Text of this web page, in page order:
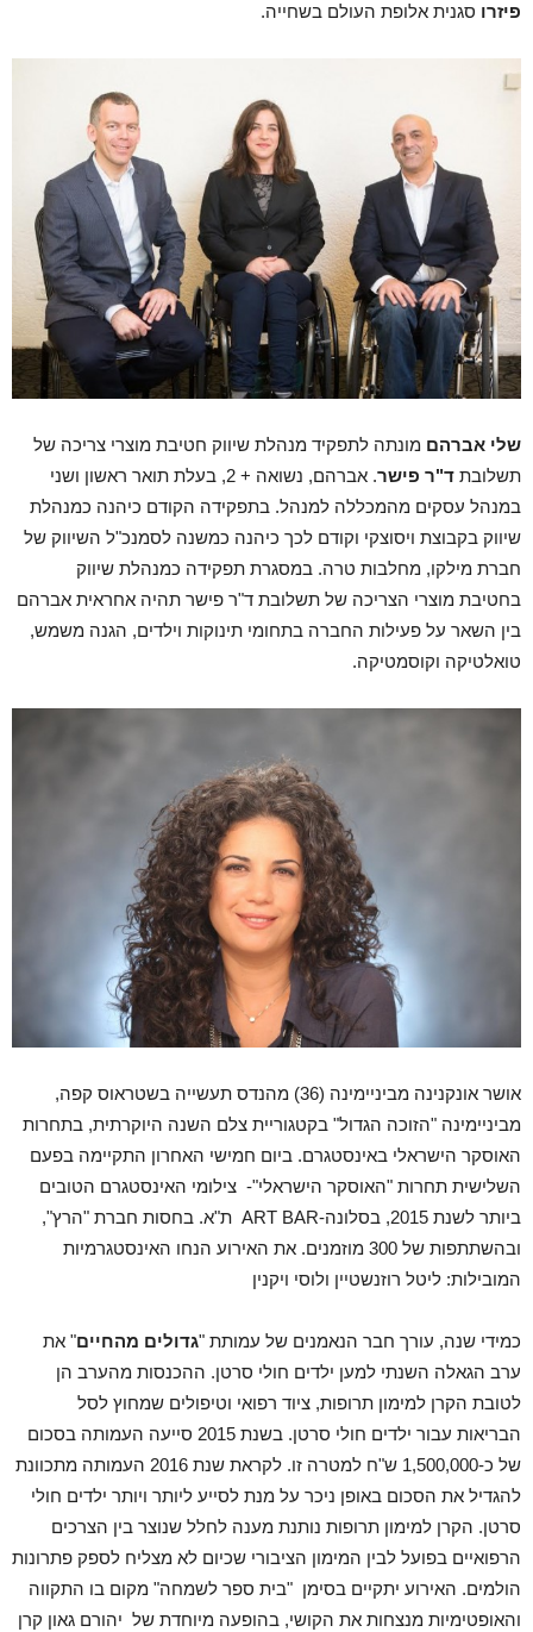
פיזרו סגנית אלופת העולם בשחייה.
שלי אברהם מונתה לתפקיד מנהלת שיווק חטיבת מוצרי צריכה של
תשלובת ד"ר פישר
. אברהם, נשואה + 2, בעלת תואר ראשון ושני
במנהל עסקים מהמכללה למנהל. בתפקידה הקודם כיהנה כמנהלת
שיווק בקבוצת ויסוצקי וקודם לכך כיהנה כמשנה לסמנכ"ל השיווק של
חברת מילקו, מחלבות טרה. במסגרת תפקידה כמנהלת שיווק
בחטיבת מוצרי הצריכה של תשלובת ד"ר פישר תהיה אחראית אברהם
בין השאר על פעילות החברה בתחומי תינוקות וילדים, הגנה משמש,
טואלטיקה וקוסמטיקה.
אושר אונקנינה מביניימינה (36) מהנדס תעשייה בשטראוס קפה,
מביניימינה "הזוכה הגדול" בקטגוריית צלם השנה היוקרתית, בתחרות
האוסקר הישראלי באינסטגרם. ביום חמישי האחרון התקיימה בפעם
השלישית תחרות "האוסקר הישראלי"- צילומי האינסטגרם הטובים
ביותר לשנת 2015, בסלונה-ART BAR ת"א. בחסות חברת "הרץ",
ובהשתתפות של 300 מוזמנים. את האירוע הנחו האינסטגרמיות
המובילות: ליטל רוזנשטיין ולוסי ויקנין
כמידי שנה, עורך חבר הנאמנים של עמותת "גדולים מהחיים" את
ערב הגאלה השנתי למען ילדים חולי סרטן. ההכנסות מהערב הן
לטובת הקרן למימון תרופות, ציוד רפואי וטיפולים שמחוץ לסל
הבריאות עבור ילדים חולי סרטן. בשנת 2015 סייעה העמותה בסכום
של כ-1,500,000 ש"ח למטרה זו. לקראת שנת 2016 העמותה מתכוונת
להגדיל את הסכום באופן ניכר על מנת לסייע ליותר ויותר ילדים חולי
סרטן. הקרן למימון תרופות נותנת מענה לחלל שנוצר בין הצרכים
הרפואיים בפועל לבין המימון הציבורי שכיום לא מצליח לספק פתרונות
הולמים. האירוע יתקיים בסימן "בית ספר לשמחה" מקום בו התקווה
והאופטימיות מנצחות את הקושי, בהופעה מיוחדת של יהורם גאון קרן